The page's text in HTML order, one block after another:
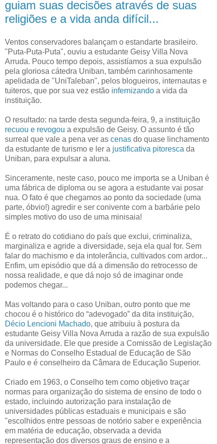
guiam suas decisões através de suas
religiões e a vida anda difícil...
Ventos conservadores balançam o estandarte brasileiro.
"Puta-Puta-Puta", ouviu a estudante Geisy Villa Nova
Arruda. Pouco tempo depois, assistíamos a sua expulsão
pela gloriosa cátedra Uniban, também carinhosamente
apelidada de "UniTaleban", pelos blogueiros, internautas e
tuiteros, que por sua vez estão infernizando a vida da
instituição.
O resultado: na tarde desta segunda-feira, 9, a instituição
recuou e revogou a expulsão de Geisy. O assunto é tão
surreal que vale a pena ver as cenas do quase linchamento
da estudante de turismo e ler a justificativa pitoresca da
Uniban, para expulsar a aluna.
Sinceramente, neste caso, pouco me importa se a Uniban é
uma fábrica de diploma ou se agora a estudante vai posar
nua. O fato é que chegamos ao ponto da sociedade (uma
parte, óbvio!) agredir e ser conivente com a barbárie pelo
simples motivo do uso de uma minisaia!
É o retrato do cotidiano do país que exclui, criminaliza,
marginaliza e agride a diversidade, seja ela qual for. Sem
falar do machismo e da intolerância, cultivados com ardor...
Enfim, um episódio que dá a dimensão do retrocesso de
nossa realidade, e que dá nojo só de imaginar onde
podemos chegar...
Mas voltando para o caso Uniban, outro ponto que me
chocou é o histórico do “adevogado” da dita instituição,
Décio Lencioni Machado, que atribuiu à postura da
estudante Geisy Villa Nova Arruda a razão de sua expulsão
da universidade. Ele que preside a Comissão de Legislação
e Normas do Conselho Estadual de Educação de São
Paulo e é conselheiro da Câmara de Educação Superior.
Criado em 1963, o Conselho tem como objetivo traçar
normas para organização do sistema de ensino de todo o
estado, incluindo autorização para instalação de
universidades públicas estaduais e municipais e são
"escolhidos entre pessoas de notório saber e experiência
em matéria de educação, observada a devida
representação dos diversos graus de ensino e a